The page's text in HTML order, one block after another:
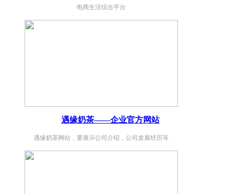
电商生活综合平台
遇缘奶茶——企业官方网站
遇缘奶茶网站，要展示公司介绍，公司发展经历等